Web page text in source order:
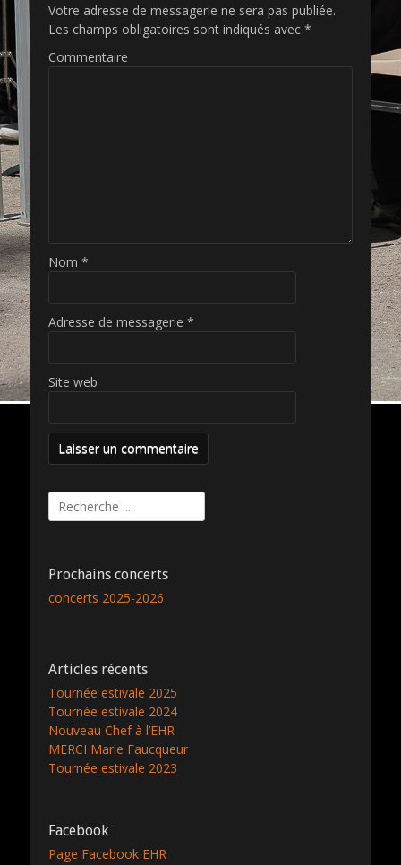
Votre adresse de messagerie ne sera pas publiée.
Les champs obligatoires sont indiqués avec *
Commentaire
Nom *
Adresse de messagerie *
Site web
Rechercher :
Prochains concerts
concerts 2025-2026
Articles récents
Tournée estivale 2025
Tournée estivale 2024
Nouveau Chef à l’EHR
MERCI Marie Faucqueur
Tournée estivale 2023
Facebook
Page Facebook EHR